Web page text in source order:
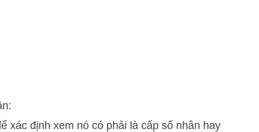
xác định xem nó có phải là cấp số nhân hay